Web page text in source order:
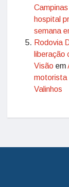
hospital
semana
Rodovia
liberação
Visão em
motorista
Valinhos